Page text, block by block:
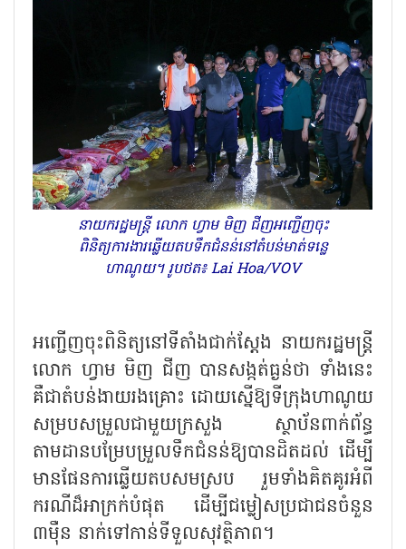
នាយករដ្ឋមន្ត្រី លោក ហ្វាម មិញ ជីញអញ្ជើញចុះ
ពិនិត្យការងារឆ្លើយតបទឹកជំនន់នៅតំបន់មាត់ទន្លេ
ហាណូយ។ រូបថត៖ Lai Hoa/VOV
អញ្ជើញចុះពិនិត្យនៅទីតាំងជាក់ស្តែង នាយករដ្ឋមន្ត្រី
លោក ហ្វាម មិញ ជីញ បានសង្កត់ធ្ងន់ថា ទាំងនេះ
គឺជាតំបន់ងាយរងគ្រោះ ដោយស្នើឱ្យទីក្រុងហាណូយ
សម្របសម្រួលជាមួយក្រសួង ស្ថាប័នពាក់ព័ន្ធ
តាមដានបម្រែបម្រួលទឹកជំនន់ឱ្យបានដិតដល់ ដើម្បី
មានផែនការឆ្លើយតបសមស្រប រួមទាំងគិតគូរអំពី
ករណីដ៏អាក្រក់បំផុត ដើម្បីជម្លៀសប្រជាជនចំនួន
៣ម៉ឺន នាក់ទៅកាន់ទីទួលសុវត្ថិភាព។